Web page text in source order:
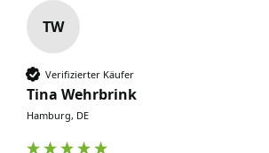
TW
Verifizierter Käufer
Tina Wehrbrink
Hamburg, DE